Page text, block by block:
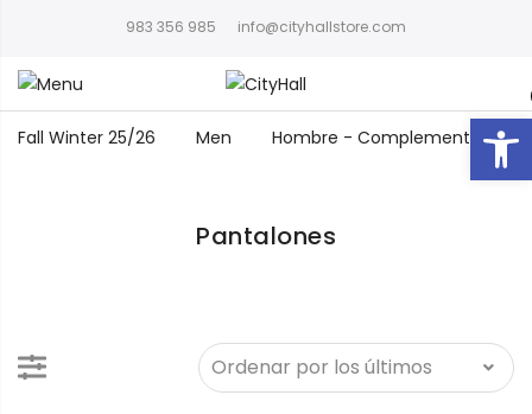
983 356 985 info@cityhallstore.com
Fall Winter 25/26 Men Hombre - Complementos
Pantalones